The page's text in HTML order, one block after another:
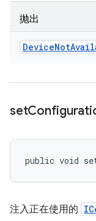
抛出
DeviceNot
set
public void
注入正在使用的